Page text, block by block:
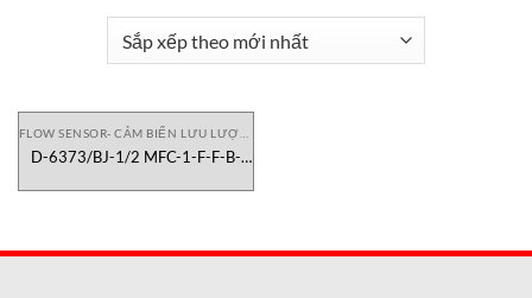
D-6373/BJ-1/2 MFC-1-F-F-B-